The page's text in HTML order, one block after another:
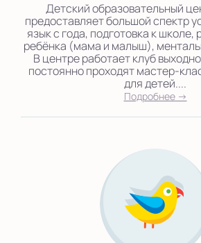
Детский образовательный
предоставляет большой спектр
язык с года, подготовка к школе,
ребёнка (мама и малыш),
В центре работает клуб
постоянно проходят мастер-
для детей....
Подробнее →